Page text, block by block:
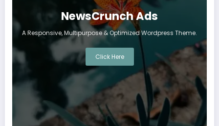
NewsCrunch Ads
A Responsive, Multipurpose & Optimized Wordpress Theme.
Click Here